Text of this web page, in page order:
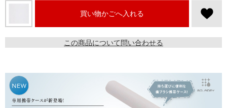
買い物かごへ入れる
この商品について問い合わせる